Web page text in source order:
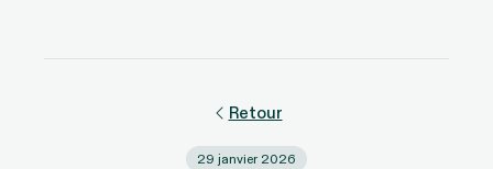
Retour
29 janvier 2026